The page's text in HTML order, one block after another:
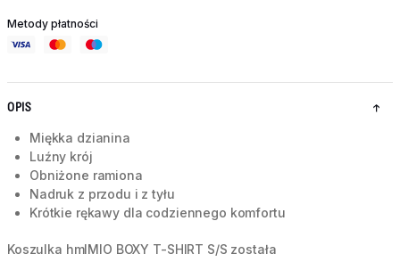
Metody płatności
OPIS
Miękka dzianina
Luźny krój
Obniżone ramiona
Nadruk z przodu i z tyłu
Krótkie rękawy dla codziennego komfortu
Koszulka hmlMIO BOXY T-SHIRT S/S została